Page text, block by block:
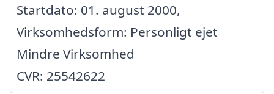
Startdato: 01. august 2000,
Virksomhedsform: Personligt ejet
Mindre Virksomhed
CVR: 25542622